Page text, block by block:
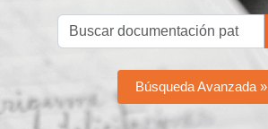
Búsqueda Avanzada »